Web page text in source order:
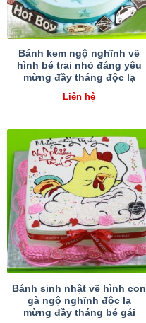
Bánh kem ngộ nghĩnh vẽ
hình bé trai nhỏ đáng yêu
mừng đầy tháng độc lạ
Liên hệ
Bánh sinh nhật vẽ hình con
gà ngộ nghĩnh độc lạ
mừng đầy tháng bé gái